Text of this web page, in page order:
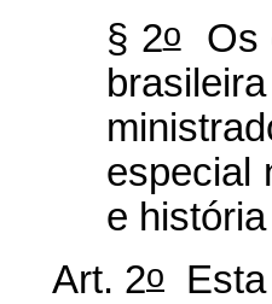
§ 2oOs
especial
e
Art. 2o